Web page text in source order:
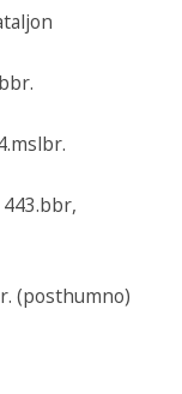
443.bbr,
(posthumno)